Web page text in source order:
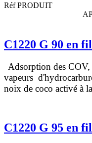
Réf PRODUIT
C1220 G 90 en
Adsorption des COV,
vapeurs
noix de coco activé à
C1220 G 95 en